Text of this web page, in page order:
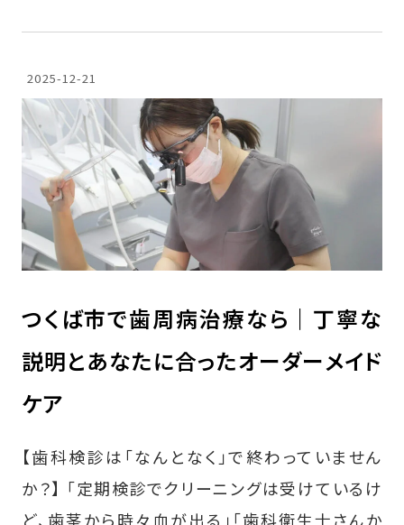
2025-12-21
つくば市で歯周病治療なら｜丁寧な
説明とあなたに合ったオーダーメイド
ケア
【歯科検診は「なんとなく」で終わっていません
か？】 「定期検診でクリーニングは受けているけ
ど、歯茎から時々血が出る」「歯科衛生士さんか